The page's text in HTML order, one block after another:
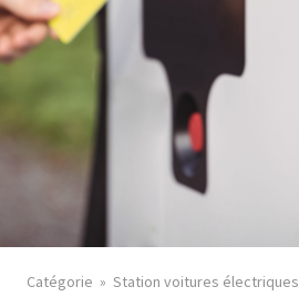
Catégorie Station voitures électriques